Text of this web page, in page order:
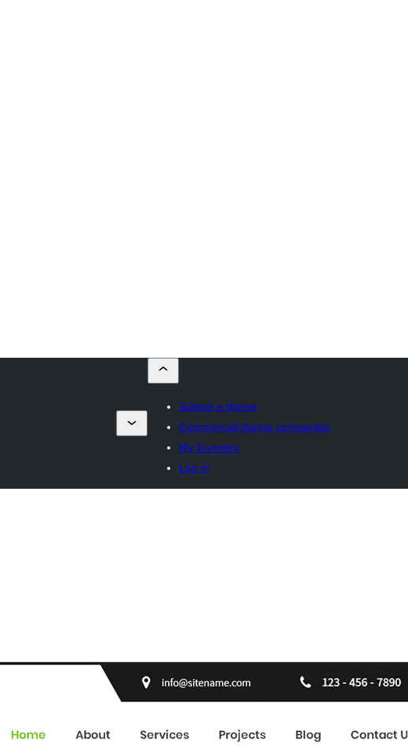
Submit a theme
Commercial theme companies
My favorites
Log in
Версия
Active installations